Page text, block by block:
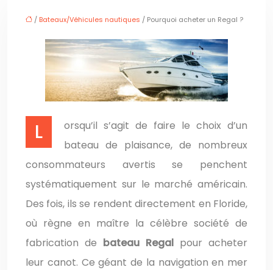
/ Bateaux/Véhicules nautiques / Pourquoi acheter un Regal ?
Lorsqu’il s’agit de faire le choix d’un
bateau de plaisance, de nombreux
consommateurs avertis se penchent
systématiquement sur le marché américain.
Des fois, ils se rendent directement en Floride,
où règne en maître la célèbre société de
fabrication de bateau Regal pour acheter
leur canot. Ce géant de la navigation en mer